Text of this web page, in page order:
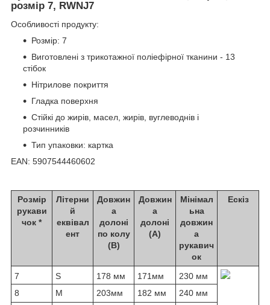
розмір 7, RWNJ7
Особливості продукту:
Розмір: 7
Виготовлені з трикотажної поліефірної тканини - 13
стібок
Нітрилове покриття
Гладка поверхня
Стійкі до жирів, масел, жирів, вуглеводнів і
розчинників
Тип упаковки: картка
EAN: 5907544460602
Розмір
рукави
чок *
Літерни
й
еквівал
ент
Довжин
а
долоні
по колу
(В)
Довжин
а
долоні
(А)
Мінімал
ьна
довжин
а
рукавич
ок
Ескіз
7 S 178 мм 171мм
230 мм
8
M 203мм 182 мм
240 мм